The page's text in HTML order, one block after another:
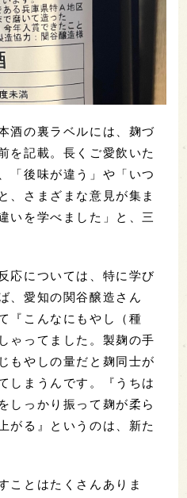
酒の裏ラベルには、麹づ
を記載。長くご愛飲いた
「後味が違う」や「いつ
、さまざまな意見が集ま
いを学べました」と、三
応については、特に学び
、愛知の関谷醸造さん
『こんなにもやし（種
ゃってました。製麹の手
もやしの量だと麹同士が
しまうんです。『うちは
しっかり振って麹が柔ら
がる』というのは、新た
ことはたくさんありま